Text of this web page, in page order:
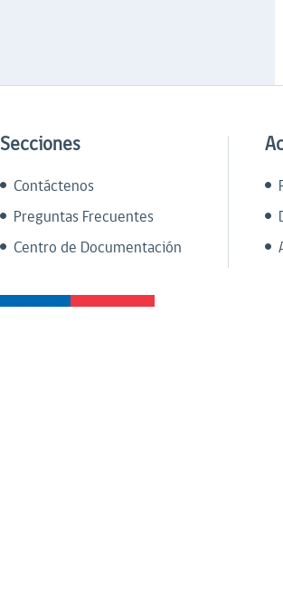
Secciones
Contáctenos
Preguntas Frecuentes
Centro de Documentación